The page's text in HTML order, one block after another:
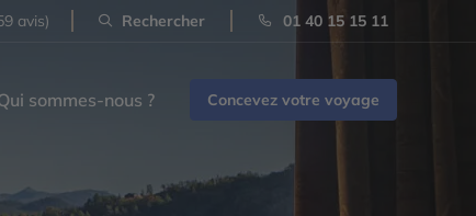
avis) Rechercher 01 40 15 15 11
sommes-nous ? Concevez votre voyage